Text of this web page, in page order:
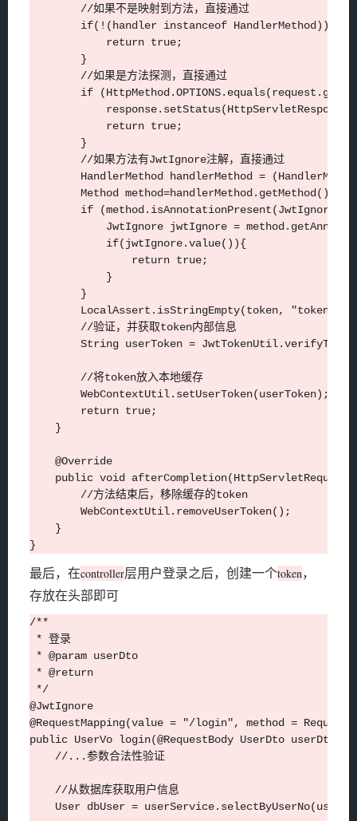
        //如果不是映射到方法，直接通过
        if(!(handler instanceof HandlerMethod)){
            return true;
        }
        //如果是方法探测，直接通过
if
            return true;
        }
        //如果方法有JwtIgnore注解，直接通过
HandlerMethod handlerMethod =
        Method method=handlerMethod.getMethod();
if
JwtIgnore jwtIgnore =
            if(jwtIgnore.value()){
                return true;
            }
        }
LocalAssert.isStringEmpty(token, "token为空
        //验证，并获取token内部信息
String userToken =
        //将token放入本地缓存
        WebContextUtil.setUserToken(userToken);
        return true;
    }
    @Override
public void
        //方法结束后，移除缓存的token
        WebContextUtil.removeUserToken();
    }
最后，在controller层用户登录之后，创建一个token，
存放在头部即可
/**
* 登录
* @param userDto
* @return
*/
@JwtIgnore
@RequestMapping(value = "/login", method =
public UserVo login(@RequestBody UserDto userDto,
    //...参数合法性验证
    //从数据库获取用户信息
User dbUser =